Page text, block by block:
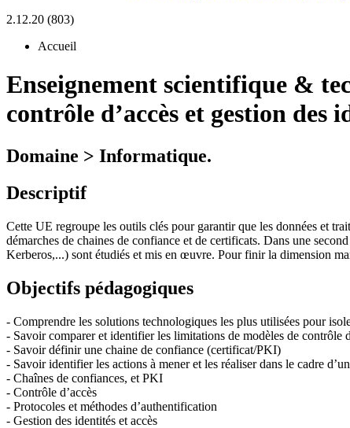
2.12.20 (803)
Accueil
Enseignement scientifique &
contrôle d’accès et gestion des
Domaine > Informatique.
Descriptif
Cette UE regroupe les outils clés pour garantir que les données et
démarches de chaines de confiance et de certificats. Dans une
Kerberos,...) sont étudiés et mis en œuvre. Pour finir la dimension
Objectifs pédagogiques
- Comprendre les solutions technologiques les plus utilisées pour
- Savoir comparer et identifier les limitations de modèles de contrôle
- Savoir définir une chaine de confiance (certificat/PKI)
- Savoir identifier les actions à mener et les réaliser dans le cadre
- Chaînes de confiances, et PKI
- Contrôle d’accès
- Protocoles et méthodes d’authentification
- Gestion des identités et accès